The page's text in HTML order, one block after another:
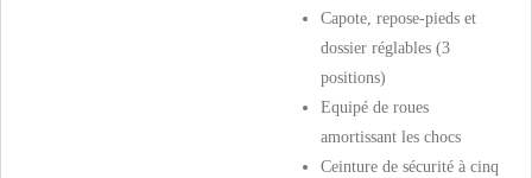
Capote, repose-pieds et
dossier réglables (3
positions)
Equipé de roues
amortissant les chocs
Ceinture de sécurité à cinq